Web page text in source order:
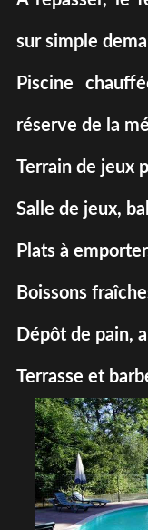
sur simple
Piscine
réserve de la
Terrain de jeux
Salle de jeux,
Plats à
Boissons
Dépôt de pain,
Terrasse et